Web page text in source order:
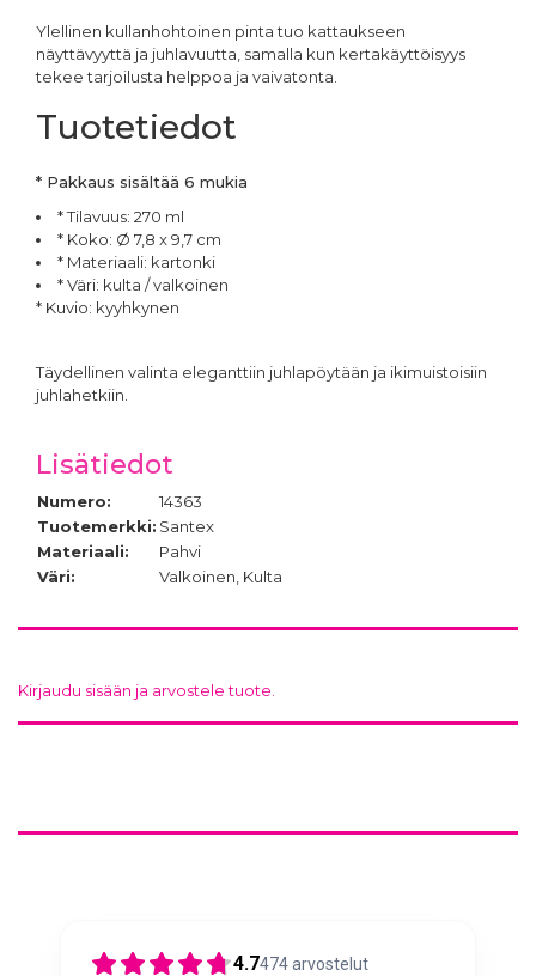
Ylellinen kullanhohtoinen pinta tuo kattaukseen
näyttävyyttä ja juhlavuutta, samalla kun kertakäyttöisyys
tekee tarjoilusta helppoa ja vaivatonta.
Tuotetiedot
* Pakkaus sisältää 6 mukia
* Tilavuus: 270 ml
* Koko: Ø 7,8 x 9,7 cm
* Materiaali: kartonki
* Väri: kulta / valkoinen
* Kuvio: kyyhkynen
Täydellinen valinta eleganttiin juhlapöytään ja ikimuistoisiin
juhlahetkiin.
Lisätiedot
Numero:
14363
Tuotemerkki: Santex
Materiaali:
Pahvi
Väri:
Valkoinen, Kulta
Kirjaudu sisään ja arvostele tuote.
4.7474arvostelut